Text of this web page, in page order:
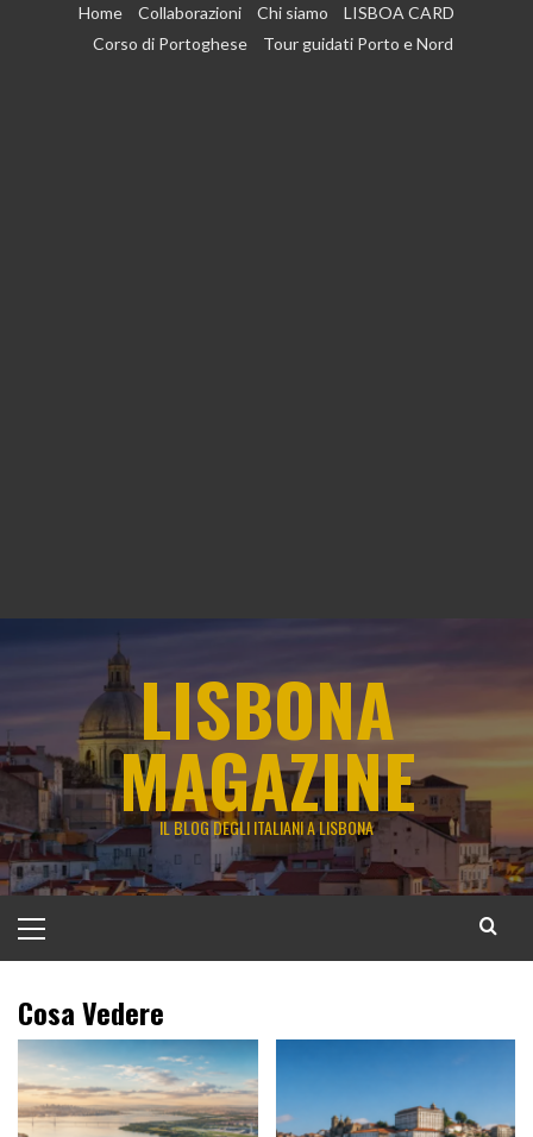
Home Collaborazioni Chi siamo
LISBOA CARD
Corso di Portoghese
Tour guidati Porto e Nord
LISBONA
MAGAZINE
IL BLOG DEGLI ITALIANI A LISBONA
principale
Cosa Vedere